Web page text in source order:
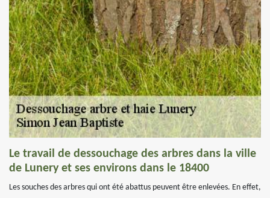
Le travail de dessouchage des arbres dans la ville
de Lunery et ses environs dans le 18400
Les souches des arbres qui ont été abattus peuvent être enlevées. En effet,